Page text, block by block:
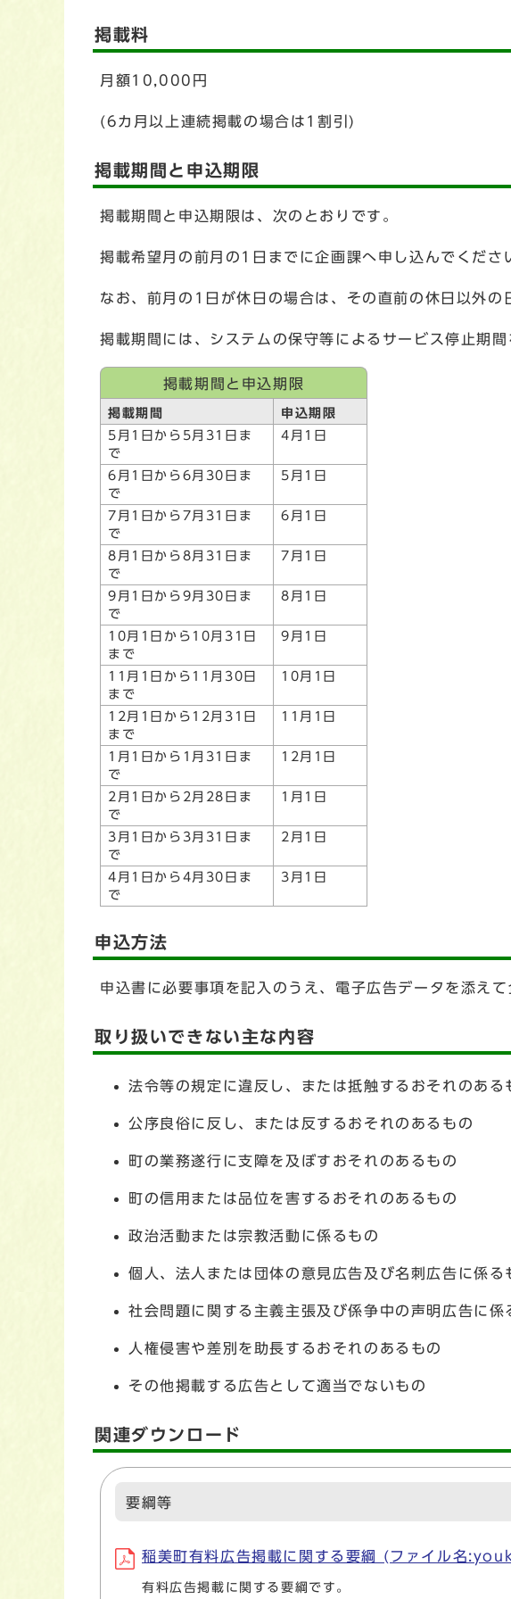
掲載料
月額10,000円
(6カ月以上連続掲載の場合は1割引)
掲載期間と申込期限
掲載期間と申込期限は、次のとおりです。
掲載希望月の前月の1日までに企画課へ申し込んでくださ
なお、前月の1日が休日の場合は、その直前の休日以外の
掲載期間には、システムの保守等によるサービス停止期間
掲載期間と申込期限
掲載期間
申込期限
5月1日から5月31日ま
で
4月1日
6月1日から6月30日ま
で
5月1日
7月1日から7月31日ま
で
6月1日
8月1日から8月31日ま
で
7月1日
9月1日から9月30日ま
で
8月1日
10月1日から10月31日
まで
9月1日
11月1日から11月30日
まで
10月1日
12月1日から12月31日
まで
11月1日
1月1日から1月31日ま
で
12月1日
2月1日から2月28日ま
で
1月1日
3月1日から3月31日ま
で
2月1日
4月1日から4月30日ま
で
3月1日
申込方法
申込書に必要事項を記入のうえ、電子広告データを添え
取り扱いできない主な内容
法令等の規定に違反し、または抵触するおそれのある
公序良俗に反し、または反するおそれのあるもの
町の業務遂行に支障を及ぼすおそれのあるもの
町の信用または品位を害するおそれのあるもの
政治活動または宗教活動に係るもの
個人、法人または団体の意見広告及び名刺広告に係る
社会問題に関する主義主張及び係争中の声明広告に係
人権侵害や差別を助長するおそれのあるもの
その他掲載する広告として適当でないもの
関連ダウンロード
要綱等
稲美町有料広告掲載に関する要綱 (ファイル名
有料広告掲載に関する要綱です。